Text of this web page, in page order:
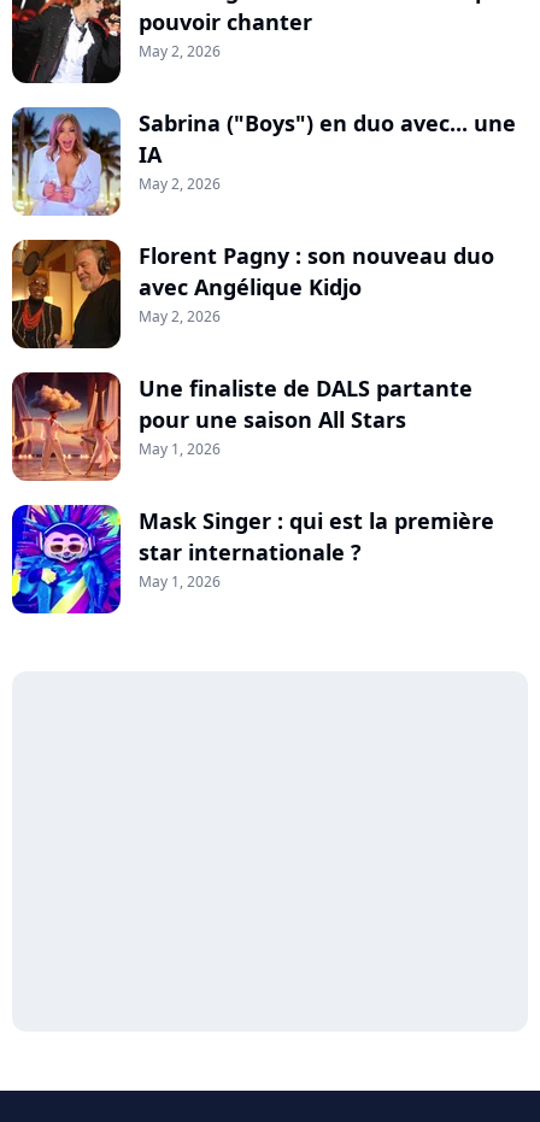
pouvoir chanter
May 2, 2026
Sabrina ("Boys") en duo avec... une
IA
May 2, 2026
Florent Pagny : son nouveau duo
avec Angélique Kidjo
May 2, 2026
Une finaliste de DALS partante
pour une saison All Stars
May 1, 2026
Mask Singer : qui est la première
star internationale ?
May 1, 2026